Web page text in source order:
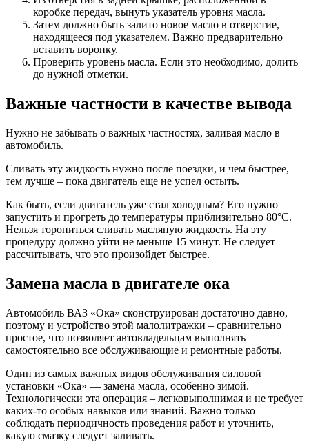
коробке передач, вынуть указатель уровня масла.
Затем должно быть залито новое масло в отверстие,
находящееся под указателем. Важно предварительно
вставить воронку.
Проверить уровень масла. Если это необходимо, долить
до нужной отметки.
Важные частности в качестве вывода
Нужно не забывать о важных частностях, заливая масло в
автомобиль.
Сливать эту жидкость нужно после поездки, и чем быстрее,
тем лучше – пока двигатель еще не успел остыть.
Как быть, если двигатель уже стал холодным? Его нужно
запустить и прогреть до температуры приблизительно 80°С.
Нельзя торопиться сливать масляную жидкость. На эту
процедуру должно уйти не меньше 15 минут. Не следует
рассчитывать, что это произойдет быстрее.
Замена масла в двигателе ока
Автомобиль ВАЗ «Ока» сконструирован достаточно давно,
поэтому и устройство этой малолитражки – сравнительно
простое, что позволяет автовладельцам выполнять
самостоятельно все обслуживающие и ремонтные работы.
Один из самых важных видов обслуживания силовой
установки «Ока» — замена масла, особенно зимой.
Технологически эта операция – легковыполнимая и не требует
каких-то особых навыков или знаний. Важно только
соблюдать периодичность проведения работ и уточнить,
какую смазку следует заливать.